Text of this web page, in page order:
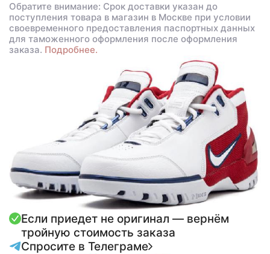
Обратите внимание: Срок доставки указан до
поступления товара в магазин в Москве при условии
своевременного предоставления паспортных данных
для таможенного оформления после оформления
заказа. Подробнее.
Если приедет не оригинал — вернём
тройную стоимость заказа
Спросите в Телеграме